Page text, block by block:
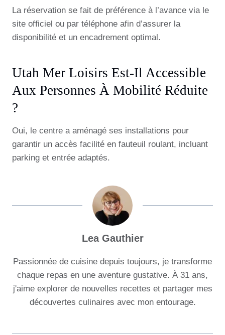
La réservation se fait de préférence à l’avance via le
site officiel ou par téléphone afin d’assurer la
disponibilité et un encadrement optimal.
Utah Mer Loisirs Est-Il Accessible
Aux Personnes À Mobilité Réduite
?
Oui, le centre a aménagé ses installations pour
garantir un accès facilité en fauteuil roulant, incluant
parking et entrée adaptés.
Lea Gauthier
Passionnée de cuisine depuis toujours, je transforme
chaque repas en une aventure gustative. À 31 ans,
j'aime explorer de nouvelles recettes et partager mes
découvertes culinaires avec mon entourage.